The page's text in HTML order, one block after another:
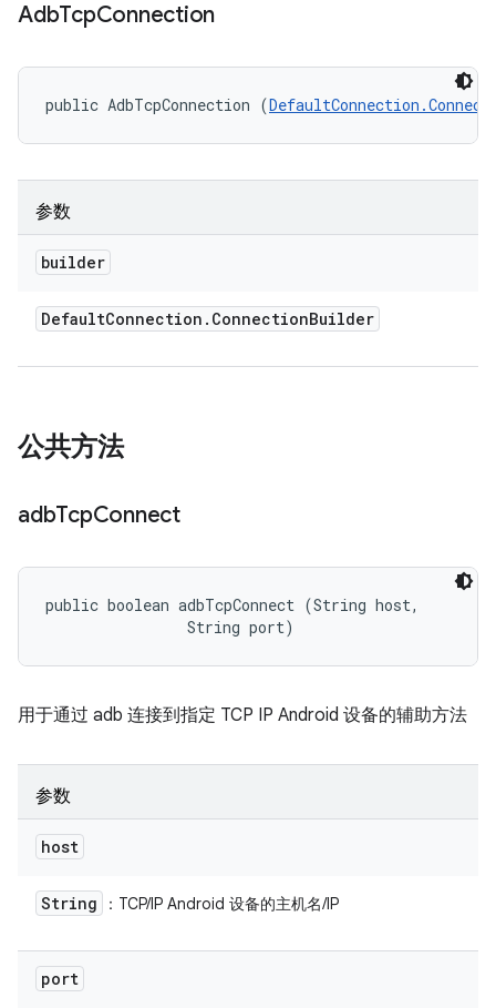
AdbTcpConnection
public AdbTcpConnection (
参数
builder
DefaultConnection . ConnectionBuilder
公共方法
adbTcpConnect
public boolean adbTcpConnect (String host,
                String port)
用于通过 adb 连接到指定 TCP IP Android 设备的辅助方法
参数
host
String ：TCP/IP Android 设备的主机名/IP
port